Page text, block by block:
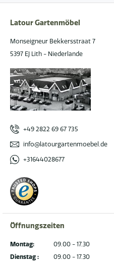
Latour Gartenmöbel
Monseigneur Bekkersstraat 7
5397 EJ Lith - Niederlande
+49 2822 69 67 735
info@latourgartenmoebel.de
+31644028677
Öffnungszeiten
Montag:
Dienstag :
09.00 - 17.30
09.00 - 17.30